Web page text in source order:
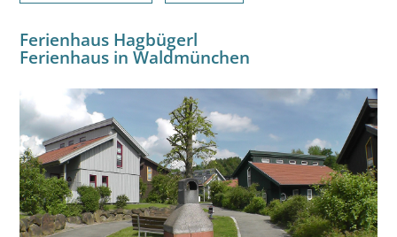
Ferienhaus Hagbügerl
Ferienhaus in Waldmünchen